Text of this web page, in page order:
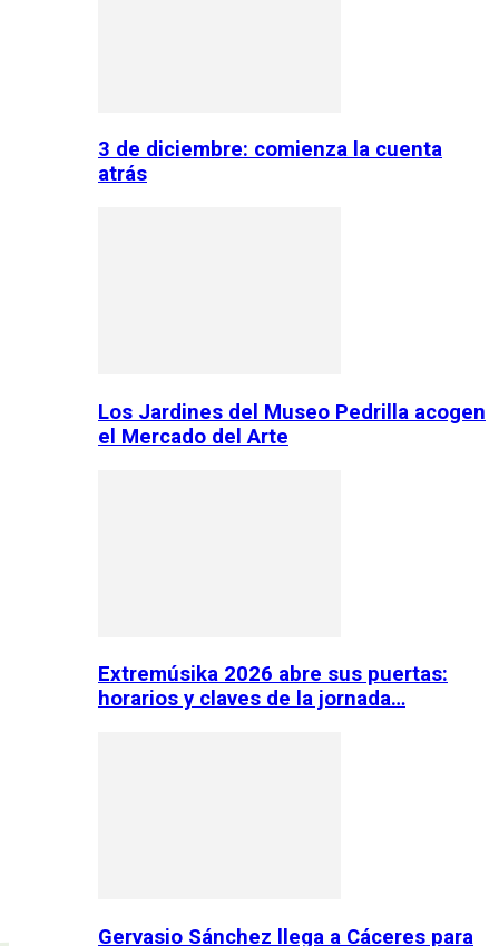
3 de diciembre: comienza la cuenta
atrás
Los Jardines del Museo Pedrilla acogen
el Mercado del Arte
Extremúsika 2026 abre sus puertas:
horarios y claves de la jornada…
Gervasio Sánchez llega a Cáceres para